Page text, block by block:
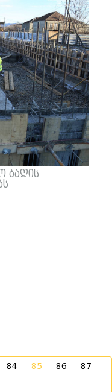
ბაღის
84 85 86
87